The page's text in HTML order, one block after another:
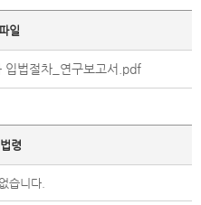
일
입법절차_연구보고서.pdf
령
습니다.